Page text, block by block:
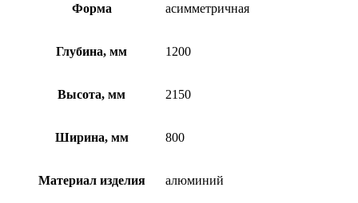
Форма асимметричная
Глубина, мм 1200
Высота, мм 2150
Ширина, мм 800
Материал изделия алюминий